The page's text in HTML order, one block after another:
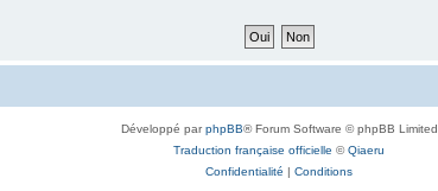
Développé parphpBB® Forum Software © phpBB Limited
Traduction française officielle ©Qiaeru
Confidentialité | Conditions